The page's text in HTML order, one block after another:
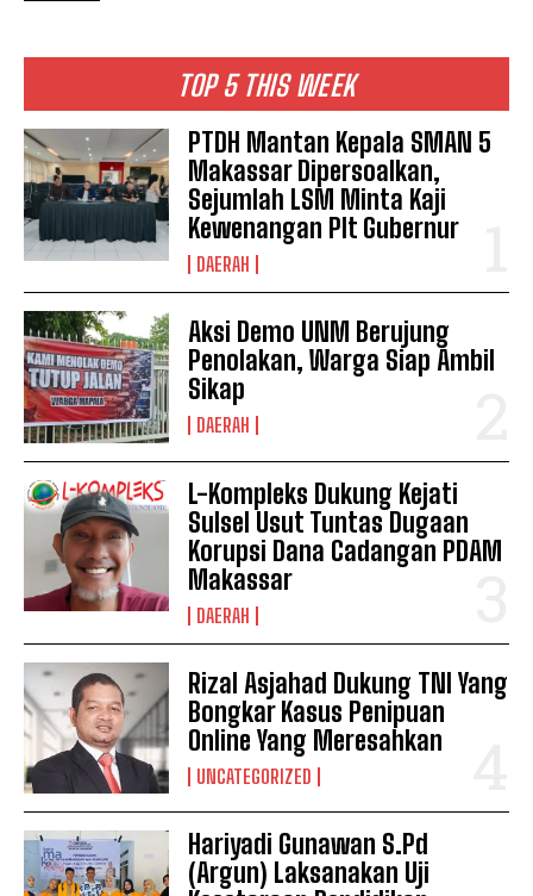
TOP 5 THIS WEEK
PTDH Mantan Kepala SMAN 5
Makassar Dipersoalkan,
Sejumlah LSM Minta Kaji
Kewenangan Plt Gubernur
DAERAH
Aksi Demo UNM Berujung
Penolakan, Warga Siap Ambil
Sikap
DAERAH
L-Kompleks Dukung Kejati
Sulsel Usut Tuntas Dugaan
Korupsi Dana Cadangan PDAM
Makassar
DAERAH
Rizal Asjahad Dukung TNI Yang
Bongkar Kasus Penipuan
Online Yang Meresahkan
UNCATEGORIZED
Hariyadi Gunawan S.Pd
(Argun) Laksanakan Uji